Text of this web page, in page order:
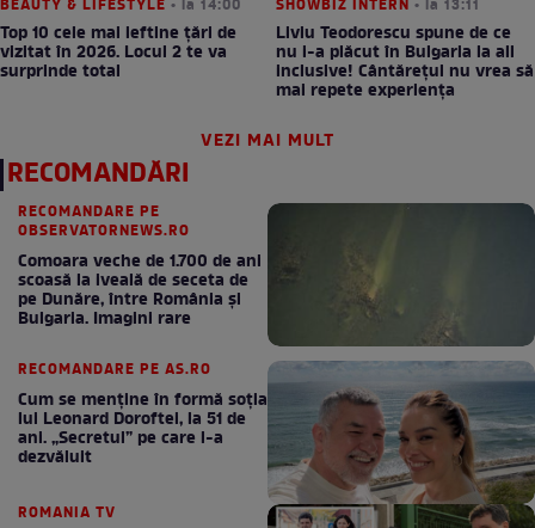
BEAUTY & LIFESTYLE • la 14:00
Top 10 cele mai ieftine țări de
vizitat în 2026. Locul 2 te va
surprinde total
SHOWBIZ INTERN • la 13:11
Liviu Teodorescu spune de ce
nu i-a plăcut în Bulgaria la all
inclusive! Cântărețul nu vrea să
mai repete experiența
VEZI MAI MULT
RECOMANDĂRI
RECOMANDARE PE
OBSERVATORNEWS.RO
Comoara veche de 1.700 de ani
scoasă la iveală de seceta de
pe Dunăre, între România şi
Bulgaria. Imagini rare
RECOMANDARE PE AS.RO
Cum se menţine în formă soţia
lui Leonard Doroftei, la 51 de
ani. „Secretul” pe care l-a
dezvăluit
ROMANIA TV